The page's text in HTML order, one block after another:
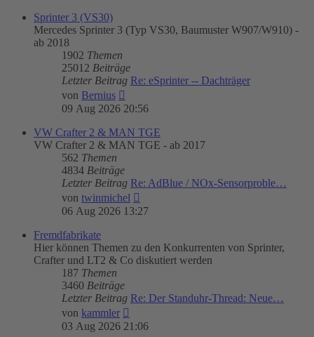
Sprinter 3 (VS30)
Mercedes Sprinter 3 (Typ VS30, Baumuster W907/W910) -
ab 2018
1902 Themen
25012 Beiträge
Letzter Beitrag Re: eSprinter -- Dachträger
von Bernius
Beitrag
09 Aug 2026 20:56
VW Crafter 2 & MAN TGE
VW Crafter 2 & MAN TGE - ab 2017
562 Themen
4834 Beiträge
Letzter Beitrag Re: AdBlue / NOx-Sensorproble…
von twinmichel
Beitrag
06 Aug 2026 13:27
Fremdfabrikate
Hier können Themen zu den Konkurrenten von Sprinter,
Crafter und LT2 & Co diskutiert werden
187 Themen
3460 Beiträge
Letzter Beitrag Re: Der Standuhr-Thread: Neue…
von kammler
Beitrag
03 Aug 2026 21:06